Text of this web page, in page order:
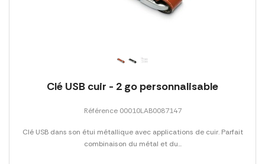
Clé USB cuir - 2 go personnalisable
Référence 00010LAB0087147
Clé USB dans son étui métallique avec applications de cuir. Parfait
combinaison du métal et du...